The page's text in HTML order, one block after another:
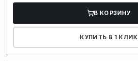
В КОРЗИНУ
КУПИТЬ В 1 КЛИК